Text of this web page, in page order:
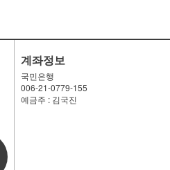
계좌정보
국민은행
006-21-0779-155
예금주 : 김국진